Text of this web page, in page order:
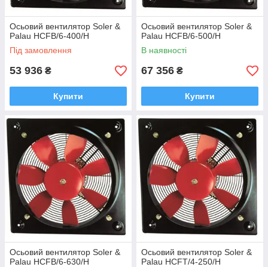
Осьовий вентилятор Soler &
Palau HCFB/6-400/H
Під замовлення
53 936 ₴
Купити
Осьовий вентилятор Soler &
Palau HCFB/6-500/H
В наявності
67 356 ₴
Купити
Осьовий вентилятор Soler &
Palau HCFB/6-630/H
Осьовий вентилятор Soler &
Palau HCFT/4-250/H